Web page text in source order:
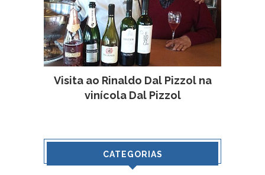
Visita ao Rinaldo Dal Pizzol na
vinícola Dal Pizzol
CATEGORIAS